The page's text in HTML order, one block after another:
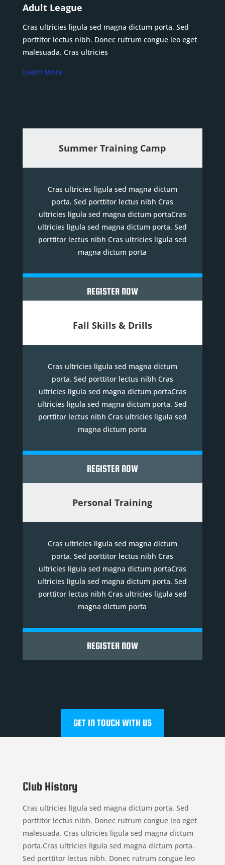
Adult League
Cras ultricies ligula sed magna dictum porta. Sed
porttitor lectus nibh. Donec rutrum congue leo eget
malesuada. Cras ultricies
Learn More
Summer Training Camp
Cras ultricies ligula sed magna dictum
porta. Sed porttitor lectus nibh Cras
ultricies ligula sed magna dictum portaCras
ultricies ligula sed magna dictum porta. Sed
porttitor lectus nibh Cras ultricies ligula sed
magna dictum porta
REGISTER NOW
Fall Skills & Drills
Cras ultricies ligula sed magna dictum
porta. Sed porttitor lectus nibh Cras
ultricies ligula sed magna dictum portaCras
ultricies ligula sed magna dictum porta. Sed
porttitor lectus nibh Cras ultricies ligula sed
magna dictum porta
REGISTER NOW
Personal Training
Cras ultricies ligula sed magna dictum
porta. Sed porttitor lectus nibh Cras
ultricies ligula sed magna dictum portaCras
ultricies ligula sed magna dictum porta. Sed
porttitor lectus nibh Cras ultricies ligula sed
magna dictum porta
REGISTER NOW
GET IN TOUCH WITH US
Club History
Cras ultricies ligula sed magna dictum porta. Sed
porttitor lectus nibh. Donec rutrum congue leo eget
malesuada. Cras ultricies ligula sed magna dictum
porta.Cras ultricies ligula sed magna dictum porta.
Sed porttitor lectus nibh. Donec rutrum congue leo